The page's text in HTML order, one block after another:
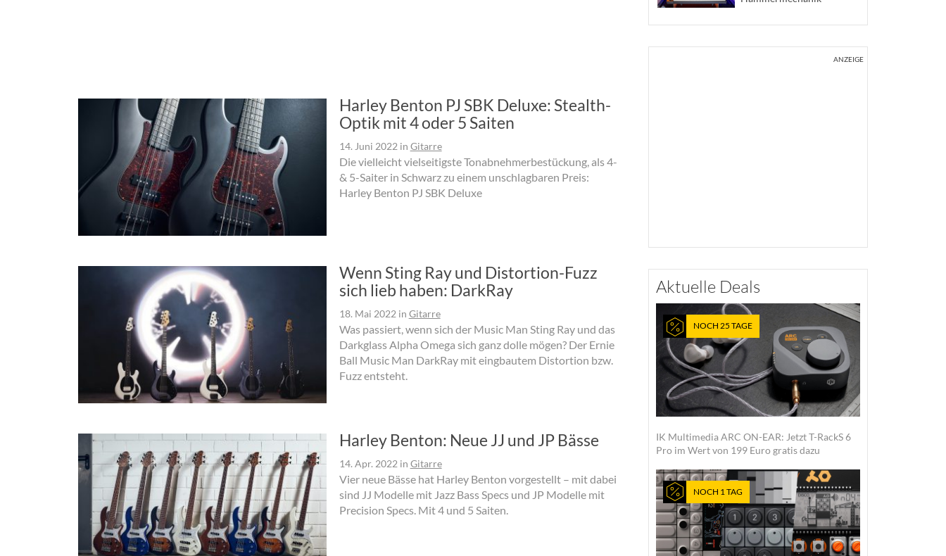
Harley Benton PJ SBK Deluxe: Stealth-
Optik mit 4 oder 5 Saiten
14. Juni 2022 in Gitarre
Die vielleicht vielseitigste Tonabnehmerbestückung, als 4-
& 5-Saiter in Schwarz zu einem unschlagbaren Preis:
Harley Benton PJ SBK Deluxe
Wenn Sting Ray und Distortion-Fuzz
sich lieb haben: DarkRay
18. Mai 2022 in Gitarre
Was passiert, wenn sich der Music Man Sting Ray und das
Darkglass Alpha Omega sich ganz dolle mögen? Der Ernie
Ball Music Man DarkRay mit eingbautem Distortion bzw.
Fuzz entsteht.
Harley Benton: Neue JJ und JP Bässe
14. Apr. 2022 in Gitarre
Vier neue Bässe hat Harley Benton vorgestellt – mit dabei
sind JJ Modelle mit Jazz Bass Specs und JP Modelle mit
Precision Specs. Mit 4 und 5 Saiten.
ANZEIGE
Aktuelle Deals
NOCH 25 TAGE
IK Multimedia ARC ON-EAR: Jetzt T-RackS 6
Pro im Wert von 199 Euro gratis dazu
NOCH 1 TAG